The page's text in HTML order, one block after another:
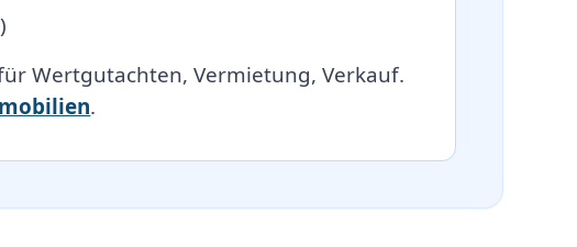
Wertgutachten, Vermietung, Verkauf.
.